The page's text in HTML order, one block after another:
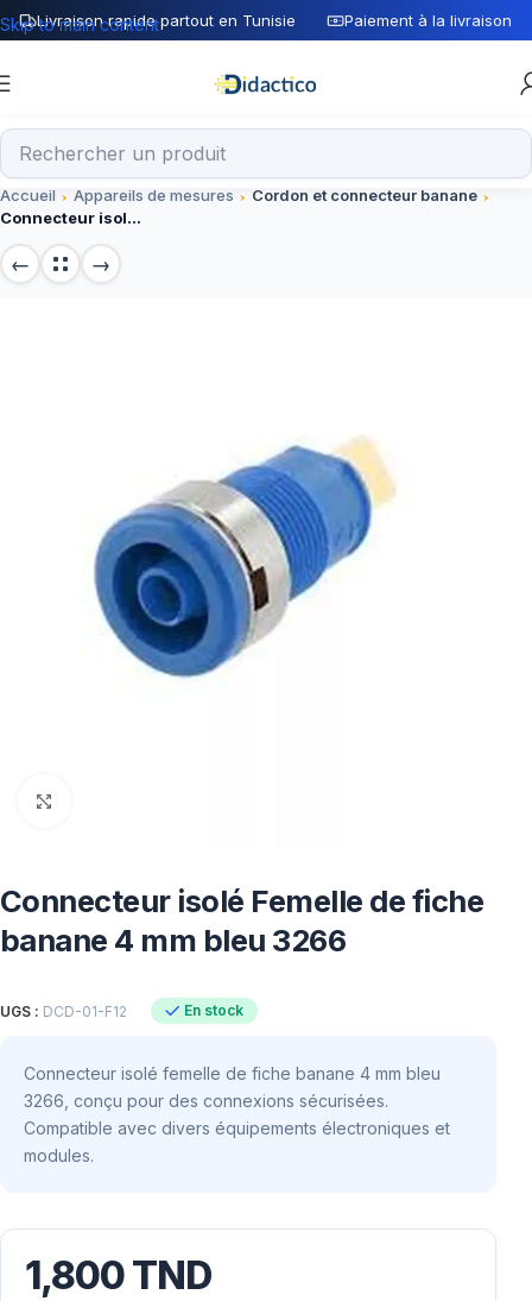
Livraison rapide partout en Tunisie Paiement à la livraison
Skip to main content
Accueil Appareils de mesures
Cordon et connecteur banane
Connecteur isolé Femelle de fiche banane 4 mm bleu 3266
Connecteur isolé Femelle de fiche
banane 4 mm bleu 3266
UGS : DCD-01-F12 En stock
Connecteur isolé femelle de fiche banane 4 mm bleu
3266, conçu pour des connexions sécurisées.
Compatible avec divers équipements électroniques et
modules.
1,800TND